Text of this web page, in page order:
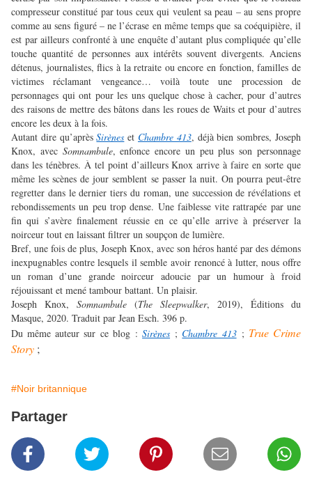
compresseur constitué par tous ceux qui veulent sa peau – au sens propre
comme au sens figuré – ne l’écrase en même temps que sa coéquipière, il
est par ailleurs confronté à une enquête d’autant plus compliquée qu’elle
touche quantité de personnes aux intérêts souvent divergents. Anciens
détenus, journalistes, flics à la retraite ou encore en fonction, familles de
victimes réclamant vengeance… voilà toute une procession de
personnages qui ont pour les uns quelque chose à cacher, pour d’autres
des raisons de mettre des bâtons dans les roues de Waits et pour d’autres
encore les deux à la fois.
Autant dire qu’aprèsSirènes et Chambre 413, déjà bien sombres, Joseph
Knox, avec Somnambule, enfonce encore un peu plus son personnage
dans les ténèbres. À tel point d’ailleurs Knox arrive à faire en sorte que
même les scènes de jour semblent se passer la nuit. On pourra peut-être
regretter dans le dernier tiers du roman, une succession de révélations et
rebondissements un peu trop dense. Une faiblesse vite rattrapée par une
fin qui s’avère finalement réussie en ce qu’elle arrive à préserver la
noirceur tout en laissant filtrer un soupçon de lumière.
Bref, une fois de plus, Joseph Knox, avec son héros hanté par des démons
inexpugnables contre lesquels il semble avoir renoncé à lutter, nous offre
un roman d’une grande noirceur adoucie par un humour à froid
réjouissant et mené tambour battant. Un plaisir.
Joseph Knox, Somnambule (The Sleepwalker, 2019), Éditions du
Masque, 2020. Traduit par Jean Esch. 396 p.
Du même auteur sur ce blog :Sirènes ; Chambre 413; True Crime
Story ;
#Noir britannique
Partager